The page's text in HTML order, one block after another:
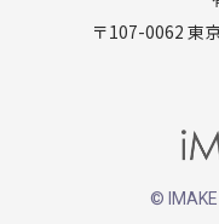
〒107-0062 東
©